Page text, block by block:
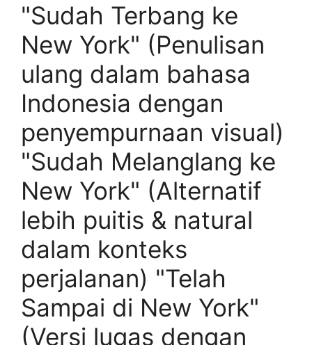
"Sudah Terbang ke
New York" (Penulisan
ulang dalam bahasa
Indonesia dengan
penyempurnaan visual)
"Sudah Melanglang ke
New York" (Alternatif
lebih puitis & natural
dalam konteks
perjalanan) "Telah
Sampai di New York"
(Versi lugas dengan